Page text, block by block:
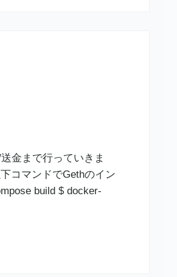
金まで行っていきま
コマンドでGethのイン
build $ docker-